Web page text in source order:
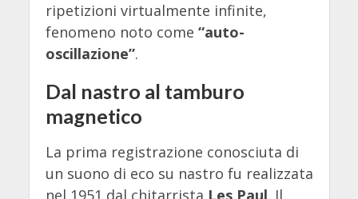
ripetizioni virtualmente infinite,
fenomeno noto come “auto-
oscillazione”.
Dal nastro al tamburo
magnetico
La prima registrazione conosciuta di
un suono di eco su nastro fu realizzata